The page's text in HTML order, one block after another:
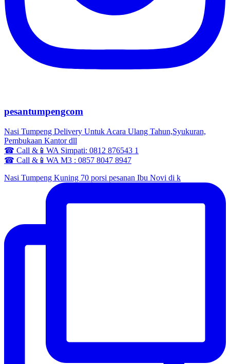
pesantumpengcom
Nasi Tumpeng Delivery Untuk Acara Ulang Tahun,Syukuran,
Pembukaan Kantor dll
☎ Call &📱WA Simpati: 0812 876543 1
☎ Call &📱WA M3 : 0857 8047 8947
Nasi Tumpeng Kuning 70 porsi pesanan Ibu Novi di k